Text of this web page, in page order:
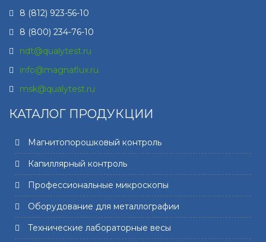
8 (812) 923-56-10
8 (800) 234-76-10
ndt@qualytest.ru
info@magnaflux.ru
msk@qualytest.ru
КАТАЛОГ ПРОДУКЦИИ
Магнитопорошковый контроль
Капиллярный контроль
Профессиональные микроскопы
Оборудование для металлографии
Технические лабораторные весы